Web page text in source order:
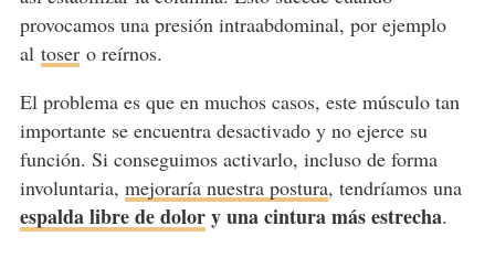
provocamos una presión intraabdominal, por ejemplo
al tosero reírnos.
El problema es que en muchos casos, este músculo tan
importante se encuentra desactivado y no ejerce su
función. Si conseguimos activarlo, incluso de forma
involuntaria, mejoraría nuestra postura, tendríamos una
espalda libre de dolory una cintura más estrecha.